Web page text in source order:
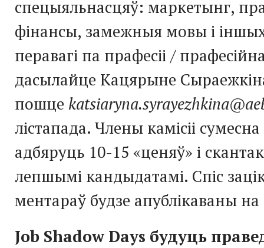
спецыяльнасцяў: маркетынг,
фінансы, замежныя мовы і
перавагі па прафесіі /
дасылайце Кацярыне
пошце
лістапада. Члены камісіі
адбяруць 10-15 «ценяў» і
лепшымі кандыдатамі. Спіс
ментараў будзе апублікаваны
Job Shadow Days будуць